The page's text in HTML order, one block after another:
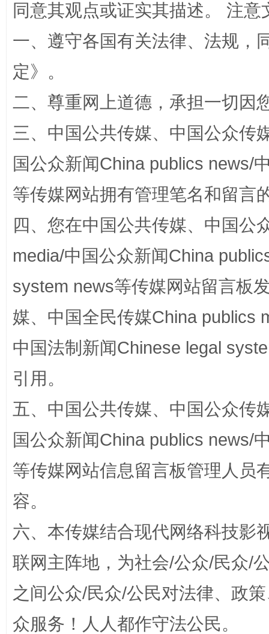
解纷+调解+退费，一次搞定
站台名比不上好声名
漫山遍野的桃花与雪山、麦地、白藏房 除
同意其观点或证实其描述。 注
一、遵守各国有关法律、法规，
定》。
二、尊重网上道德，承担一切因
三、中国公共传媒、中国公众传
国公众新闻China publics news/
等传媒网站拥有管理笔名和留言
四、您在中国公共传媒、中国公
media/中国公众新闻China
system news等传媒网站留言板
媒、中国全民传媒China publics
中国法制新闻Chinese legal
引用。
五、中国公共传媒、中国公众传
国公众新闻China publics news/
等传媒网站信息留言板管理人员
容。
六、本传媒结合现代网络科技影
联网主阵地，为社会/公众/民众/
之间公众/民众/公民对法律、政
众服务！人人都作守法公民。